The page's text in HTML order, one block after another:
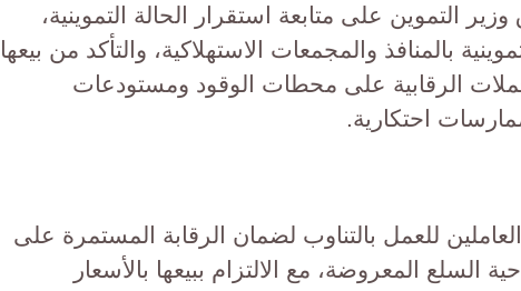
التموين على متابعة استقرار الحالة التموينية،
بالمنافذ والمجمعات الاستهلاكية، والتأكد من بيعها
الرقابية على محطات الوقود ومستودعات
احتكارية.
للعمل بالتناوب لضمان الرقابة المستمرة على
السلع المعروضة، مع الالتزام ببيعها بالأسعار